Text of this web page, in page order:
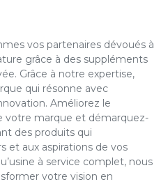
vos partenaires dévoués à
grâce à des suppléments
. Grâce à notre expertise,
qui résonne avec
Améliorez le
votre marque et démarquez-
des produits qui
et aux aspirations de vos
à service complet, nous
votre vision en